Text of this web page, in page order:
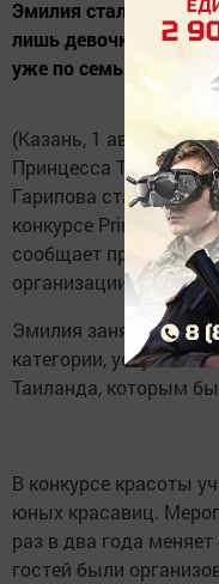
Эмилия стала второй
лишь девочкам из
уже по семь лет.
(Казань, 1 августа,
Принцесса
Гарипова стала
конкурсе Prince &
сообщает пресс-
организации
Эмилия заняла
категории, уступив
Таиланда, которым
В конкурсе красоты
юных красавиц.
раз в два года
гостей были